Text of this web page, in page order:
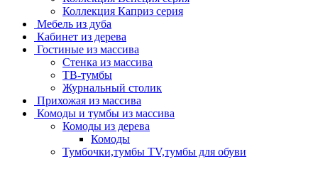
Коллекция Каприз серия
Мебель из дуба
Кабинет из дерева
Гостиные из массива
Стенка из массива
ТВ-тумбы
Журнальный столик
Прихожая из массива
Комоды и тумбы из массива
Комоды из дерева
Комоды
Тумбочки,тумбы TV,тумбы для обуви